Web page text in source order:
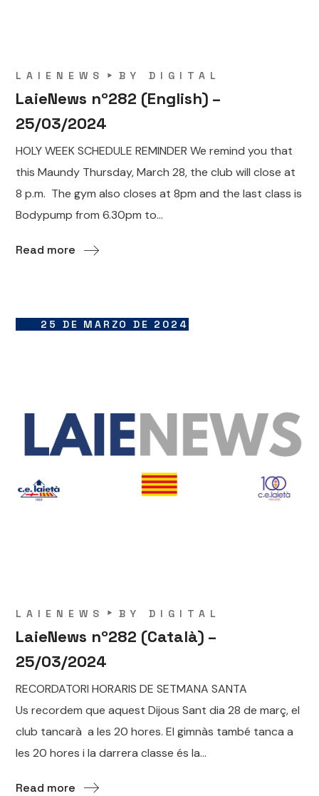
LAIENEWS BYDIGITAL
LaieNews nº282 (English) –
25/03/2024
HOLY WEEK SCHEDULE REMINDER We remind you that
this Maundy Thursday, March 28, the club will close at
8 p.m. The gym also closes at 8pm and the last class is
Bodypump from 6.30pm to...
Read more
25 DE MARZO DE 2024
LAIENEWS BYDIGITAL
LaieNews nº282 (Català) –
25/03/2024
RECORDATORI HORARIS DE SETMANA SANTA
Us recordem que aquest Dijous Sant dia 28 de març, el
club tancarà a les 20 hores. El gimnàs també tanca a
les 20 hores i la darrera classe és la...
Read more